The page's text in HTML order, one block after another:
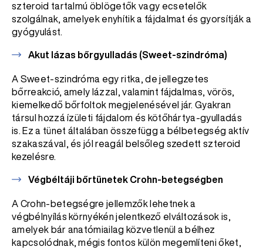
szteroid tartalmú öblögetők vagy ecsetelők
szolgálnak, amelyek enyhítik a fájdalmat és gyorsítják a
gyógyulást.
Akut lázas bőrgyulladás (Sweet-szindróma)
A Sweet-szindróma egy ritka, de jellegzetes
bőrreakció, amely lázzal, valamint fájdalmas, vörös,
kiemelkedő bőrfoltok megjelenésével jár. Gyakran
társul hozzá ízületi fájdalom és kötőhártya-gyulladás
is. Ez a tünet általában összefügg a bélbetegség aktív
szakaszával, és jól reagál belsőleg szedett szteroid
kezelésre.
Végbéltáji bőrtünetek Crohn-betegségben
A Crohn-betegségre jellemzők lehetnek a
végbélnyílás környékén jelentkező elváltozások is,
amelyek bár anatómiailag közvetlenül a bélhez
kapcsolódnak, mégis fontos külön megemlíteni őket,